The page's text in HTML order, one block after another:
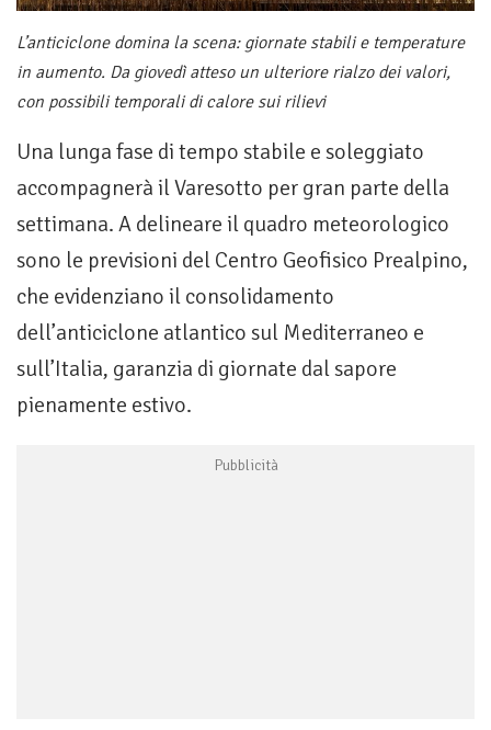
L’anticiclone domina la scena: giornate stabili e temperature
in aumento. Da giovedì atteso un ulteriore rialzo dei valori,
con possibili temporali di calore sui rilievi
Una lunga fase di tempo stabile e soleggiato
accompagnerà il Varesotto per gran parte della
settimana. A delineare il quadro meteorologico
sono le previsioni del Centro Geofisico Prealpino,
che evidenziano il consolidamento
dell’anticiclone atlantico sul Mediterraneo e
sull’Italia, garanzia di giornate dal sapore
pienamente estivo.